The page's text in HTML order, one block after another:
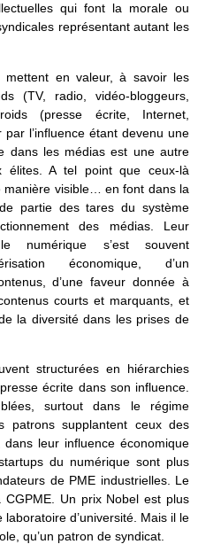
qui font la morale ou
représentant autant les
en valeur, à savoir les
(TV, radio, vidéo-bloggeurs,
(presse écrite, Internet,
l’influence étant devenu une
dans les médias est une autre
élites. A tel point que ceux-là
manière visible… en font dans la
partie des tares du système
des médias. Leur
numérique s’est souvent
économique, d’un
d’une faveur donnée à
courts et marquants, et
la diversité dans les prises de
structurées en hiérarchies
écrite dans son influence.
surtout dans le régime
patrons supplantent ceux des
leur influence économique
du numérique sont plus
de PME industrielles. Le
CGPME. Un prix Nobel est plus
d’université. Mais il le
qu’un patron de syndicat.